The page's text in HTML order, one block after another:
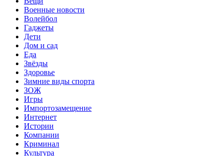
Военные новости
Волейбол
Гаджеты
Дети
Дом и сад
Еда
Звёзды
Здоровье
Зимние виды спорта
ЗОЖ
Игры
Импортозамещение
Интернет
Истории
Компании
Криминал
Культура